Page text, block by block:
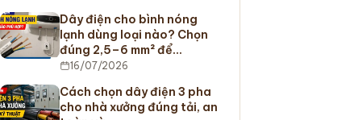
Dây điện cho bình nóng
lạnh dùng loại nào? Chọn
đúng 2,5–6 mm² để…
16/07/2026
Cách chọn dây điện 3 pha
cho nhà xưởng đúng tải, an